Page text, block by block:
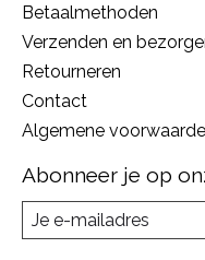
Betaalmethoden
Verzenden en
Retourneren
Contact
Algemene
Abonneer je op